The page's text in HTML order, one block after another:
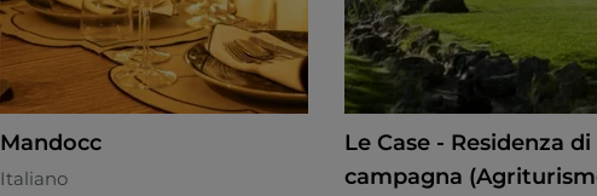
Mandocc
Italiano
Le Case - Residenza di
campagna